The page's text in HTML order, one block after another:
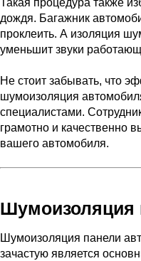
Такая процедура также
дождя. Багажник
проклеить. А изоляция
уменьшит звуки
Не стоит забывать, что
шумоизоляция
специалистами.
грамотно и качественно
вашего автомобиля.
Шумоизоляция
Шумоизоляция панели
зачастую является